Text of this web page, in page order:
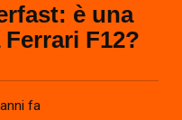
è una
F12?
fa